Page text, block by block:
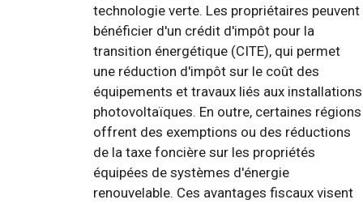
technologie verte. Les propriétaires peuvent
bénéficier d'un crédit d'impôt pour la
transition énergétique (CITE), qui permet
une réduction d'impôt sur le coût des
équipements et travaux liés aux installations
photovoltaïques. En outre, certaines régions
offrent des exemptions ou des réductions
de la taxe foncière sur les propriétés
équipées de systèmes d'énergie
renouvelable. Ces avantages fiscaux visent